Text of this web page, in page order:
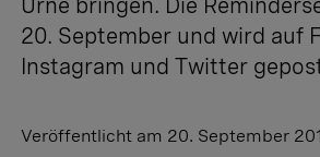
Urne bringen. Die
20. September und wird auf
Instagram und Twitter
Veröffentlicht am 20. September